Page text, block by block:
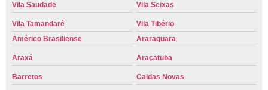
Vila Saudade Vila Seixas
Vila Tamandaré
Vila Tibério
Américo Brasiliense
Araraquara
Araxá Araçatuba
Barretos Caldas Novas